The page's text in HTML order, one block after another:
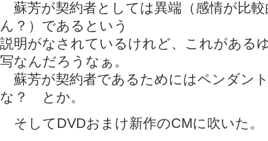
蘇芳が契約者としては異端（感情が比
ん？）であるという
説明がなされているけれど、これがある
写なんだろうなぁ。
蘇芳が契約者であるためにはペンダン
な？ とか。
そしてDVDおまけ新作のCMに吹いた。